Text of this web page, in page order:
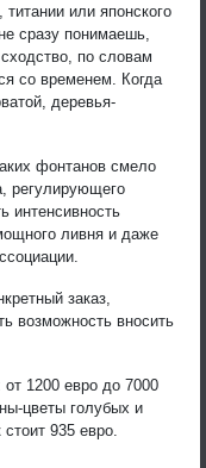
или японского
сразу понимаешь,
по словам
со временем. Когда
деревья-
фонтанов смело
регулирующего
интенсивность
ливня и даже
заказ,
возможность вносить
1200 евро до 7000
цветы голубых и
935 евро.